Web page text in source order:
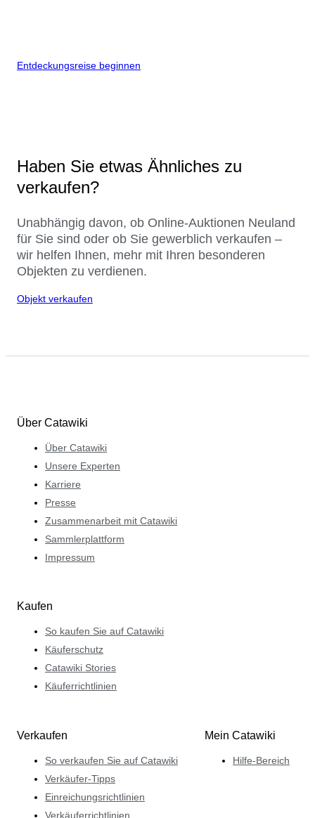
Entdeckungsreise beginnen
Haben Sie etwas Ähnliches zu
verkaufen?
Unabhängig davon, ob Online-Auktionen Neuland
für Sie sind oder ob Sie gewerblich verkaufen –
wir helfen Ihnen, mehr mit Ihren besonderen
Objekten zu verdienen.
Objekt verkaufen
Über Catawiki
Über Catawiki
Unsere Experten
Karriere
Presse
Zusammenarbeit mit Catawiki
Sammlerplattform
Impressum
Kaufen
So kaufen Sie auf Catawiki
Käuferschutz
Catawiki Stories
Käuferrichtlinien
Verkaufen
So verkaufen Sie auf Catawiki
Verkäufer-Tipps
Einreichungsrichtlinien
Verkäuferrichtlinien
Mein Catawiki
Hilfe-Bereich